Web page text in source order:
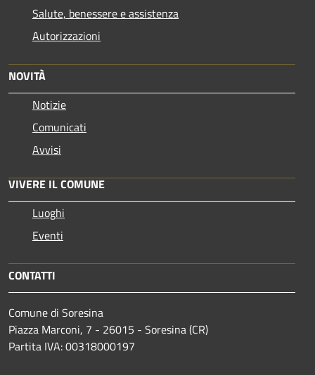
Salute, benessere e assistenza
Autorizzazioni
NOVITÀ
Notizie
Comunicati
Avvisi
VIVERE IL COMUNE
Luoghi
Eventi
CONTATTI
Comune di Soresina
Piazza Marconi, 7 - 26015 - Soresina (CR)
Partita IVA: 00318000197